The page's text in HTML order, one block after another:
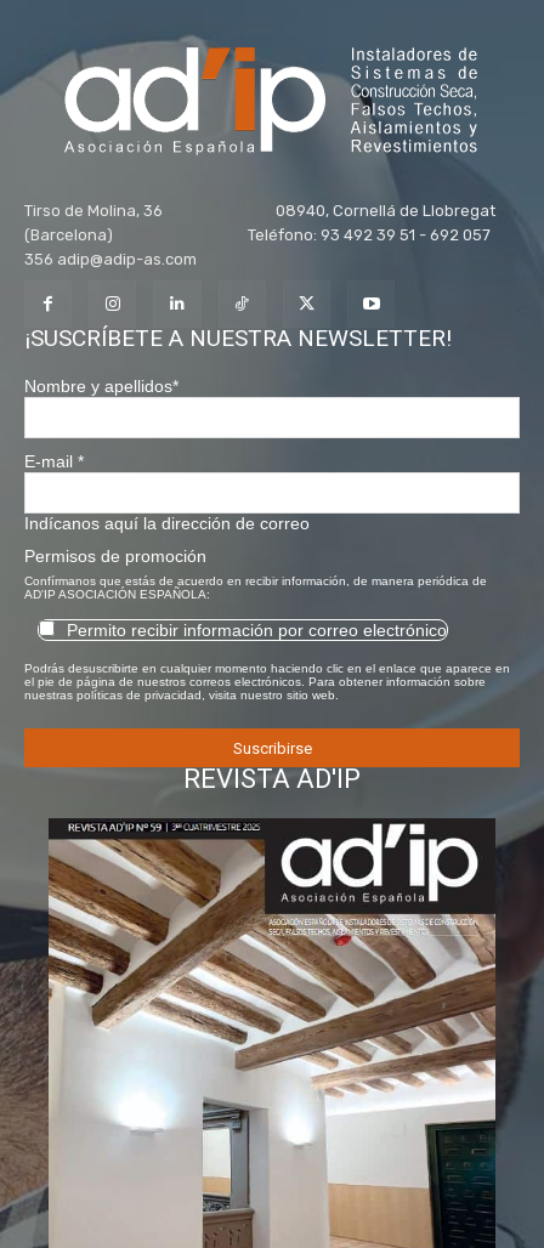
Tirso de Molina, 36 08940, Cornellá de Llobregat
(Barcelona) Teléfono: 93 492 39 51 - 692 057
356 adip@adip-as.com
¡SUSCRÍBETE A NUESTRA NEWSLETTER!
Nombre y apellidos*
E-mail *
Indícanos aquí la dirección de correo
Permisos de promoción
Confírmanos que estás de acuerdo en recibir información, de manera periódica de
AD'IP ASOCIACIÓN ESPAÑOLA:
Permito recibir información por correo electrónico
Podrás desuscribirte en cualquier momento haciendo clic en el enlace que aparece en
el pie de página de nuestros correos electrónicos. Para obtener información sobre
nuestras políticas de privacidad, visita nuestro sitio web.
REVISTA AD'IP